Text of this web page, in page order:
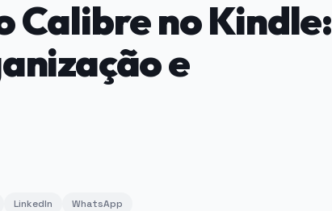
Calibre no Kindle:
e
LinkedIn WhatsApp